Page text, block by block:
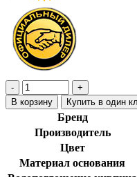
В корзину Купить в один
Бренд
Производитель
Цвет
Материал основания